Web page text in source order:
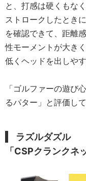
と、打感は硬くもな
ストロークしたとき
を確認できて、距離
性モーメントが大き
低くヘッドを出しや
「ゴルファーの遊び
るパター」と評価して
ラズルダズル
「CSPクランクネ